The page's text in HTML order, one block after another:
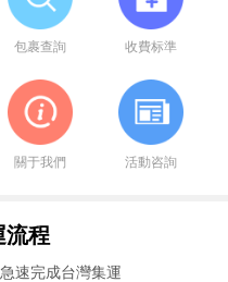
包裹查詢 收費标準
關于我們 活動咨詢
流程
速完成台灣集運